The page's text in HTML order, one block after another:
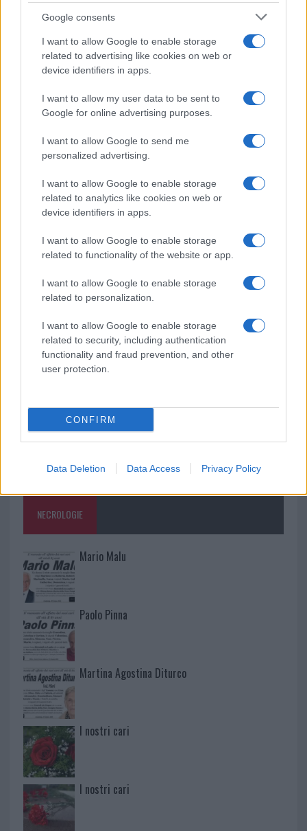
Google consents
I want to allow Google to enable storage
related to advertising like cookies on web or
device identifiers in apps.
I want to allow my user data to be sent to
Google for online advertising purposes.
I want to allow Google to send me
personalized advertising.
I want to allow Google to enable storage
related to analytics like cookies on web or
device identifiers in apps.
I want to allow Google to enable storage
related to functionality of the website or app.
I want to allow Google to enable storage
related to personalization.
I want to allow Google to enable storage
related to security, including authentication
functionality and fraud prevention, and other
user protection.
CONFIRM
Data Deletion Data Access Privacy Policy
Arzachena
Salvini al concerto per De Andrè, la nipote: “Mio
nonno gli avrebbe chiesto che cazzo ci faceva”
Stop ai cantieri privati a Olbia, nuove regole
anche a San Pantaleo
Rapina a Porto Rotondo, due uomini fermati dai
Auto prende fuoco sulla strada statale 125 a
Olbia, cosa è successo
Incidente sulla 125 a Olbia, due auto coinvolte:
danni ingenti
NECROLOGIE
Mario Malu
Paolo Pinna
Martina Agostina Diturco
I nostri cari
I nostri cari